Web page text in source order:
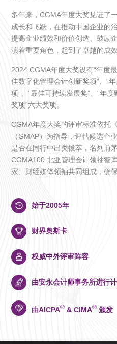
多年来，CGMA年度大奖见证了
成长和飞跃，在推动中国企业的
提高企业绩效和价值创造、鼓励
演着重要角色，起到了卓越的成效
2024 CGMA年度大奖设有“年度
佳数字化管理会计创新奖项”、“
项”、“最佳可持续发展奖”、“年
奖项”六大奖项。
CGMA年度大奖的评审标准依托
（GMAP）为指导，评估候选企
是否在同行中出类拔萃，名列前
CGMA100 北亚管理会计领袖智
家、财经媒体领袖共同组成，确
始于2005年
财界奥斯卡
权威中外评审阵容
由安永会计师事务所进行
由AICPA® & CIMA® 颁发